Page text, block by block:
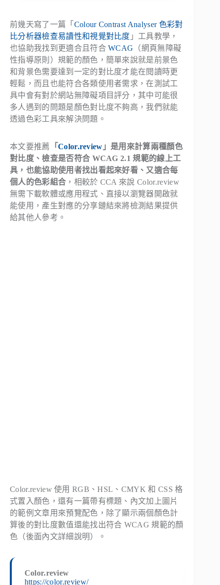
前幾天寫了一篇「 Colour Contrast Analyser 色彩對
比分析器檢查易讀性和視覺對比度 」工具教學，
也協助我找到更適合且符合WCAG （網頁無障礙
性指導原則）規範的顏色，簡單來說就是前景色
和背景色需要達到一定的對比度才能在閱讀時更
輕鬆，而且也能符合各類使用者需求，在測試工
具中會有對於網站無障礙項目評分，其中可能很
多人遇到的問題是顏色對比度不夠高，我們就能
透過色彩工具來解決問題。
本文要推薦 「Color.review 」是用來計算兩種顏色
對比度、檢查是否符合 WCAG 2.1 規範的線上工
具，也能協助使用者找出看起來好看、又適合每
個人的色彩組合 ，相較於 CCA 來說 Color.review
無需下載軟體或應用程式、直接以瀏覽器開啟就
能使用，產生對應的分享鏈結來將檢測結果提供
給其他人參考。
Color.review 使用 RGB、HSL、CMYK 和 CSS 格
式置入顏色，還有一篇帶有標題、內文加上圖片
的範例文章用來預覽配色，除了顯示兩個顏色計
算後的對比度數值還能找出符合 WCAG 規範的顏
色（後面內文詳細說明）。
Color.review
https://color.review/